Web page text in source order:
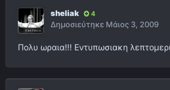
sheliak 4
Δημοσιεύτηκε Μάιος 3, 2009
Πολυ ωραια!!! Εντυπωσιακη